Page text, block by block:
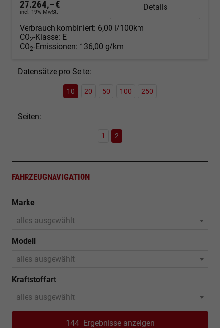
27.264,– €
incl. 19% MwSt.
Details
Verbrauch kombiniert: 6,00 l/100km
CO2-Klasse: E
CO2-Emissionen: 136,00 g/km
Datensätze pro Seite:
10 20 50 100 250
Seiten:
1 2
FAHRZEUGNAVIGATION
Marke
alles ausgewählt
Modell
alles ausgewählt
Kraftstoffart
alles ausgewählt
144 Ergebnisse anzeigen